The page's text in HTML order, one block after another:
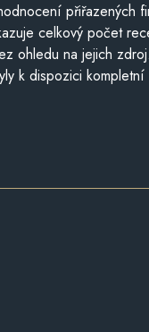
přiřazených
celkový počet
ohledu na jejich
k dispozici kompletní